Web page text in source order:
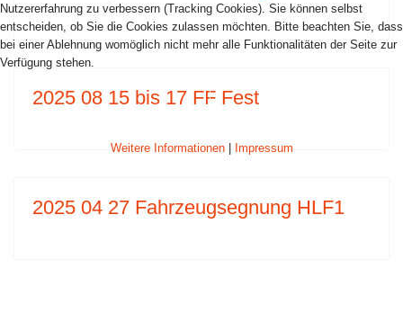
2025 08 15 bis 17 FF Fest
2025 04 27 Fahrzeugsegnung HLF1
Nutzererfahrung zu verbessern (Tracking Cookies). Sie können selbst
entscheiden, ob Sie die Cookies zulassen möchten. Bitte beachten Sie, dass
bei einer Ablehnung womöglich nicht mehr alle Funktionalitäten der Seite zur
Verfügung stehen.
Weitere Informationen| Impressum